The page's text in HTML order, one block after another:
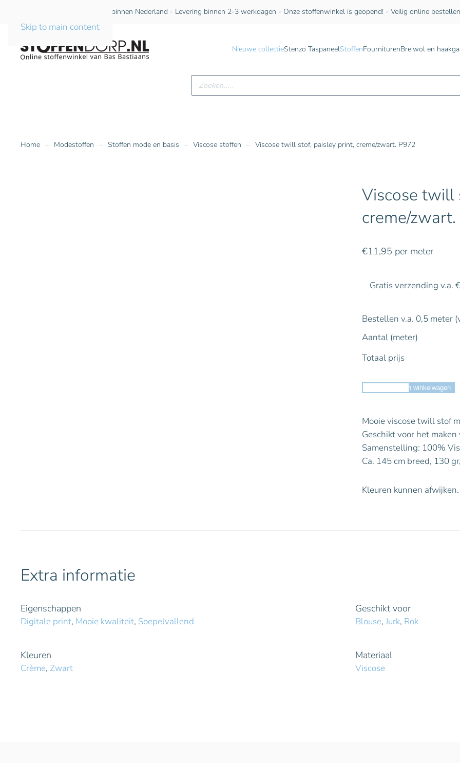
Skip to main content
Gratis verzending vanaf €75 binnen Nederland - Levering binnen 2-3 werkdagen - Onze stoffenwinkel is geopend! - Veilig online bestellen
Nieuwe collectieStenzo TaspaneelStoffenFourniturenBreiwol en
Producten
zoeken
Home Modestoffen Stoffen mode en basis Viscose stoffen Viscose twill stof, paisley print, creme/zwart. P972
Viscose twill
creme/
€11,95 per meter
Gratis verzending v.a.
Bestellen v.a. 0,5 meter
Aantal (meter)
Totaal prijs
Toevoegen aan winkelwagen
Mooie viscose twill stof
Geschikt voor het
Samenstelling: 100%
Ca. 145 cm breed, 130
Kleuren kunnen afwijken.
Extra informatie
Eigenschappen
Digitale print, Mooie kwaliteit, Soepelvallend
Geschikt voor
Blouse, Jurk, Rok
Kleuren
Crème, Zwart
Materiaal
Viscose